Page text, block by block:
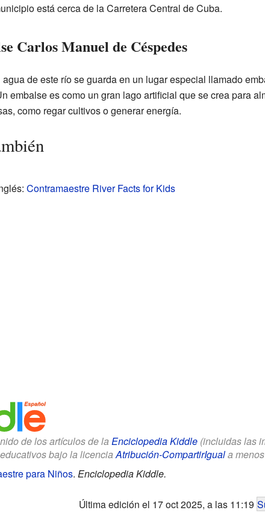
está cerca de la Carretera Central de Cuba.
Carlos Manuel de Céspedes
de este río se guarda en un lugar especial llamado
embalse es como un gran lago artificial que se crea para
como regar cultivos o generar energía.
Contramaestre River Facts for Kids
de los artículos de la Enciclopedia Kiddle(incluidas las
bajo la licenciaAtribución-CompartirIguala
para Niños. Enciclopedia Kiddle.
Última edición el 17 oct 2025, a las 11:19